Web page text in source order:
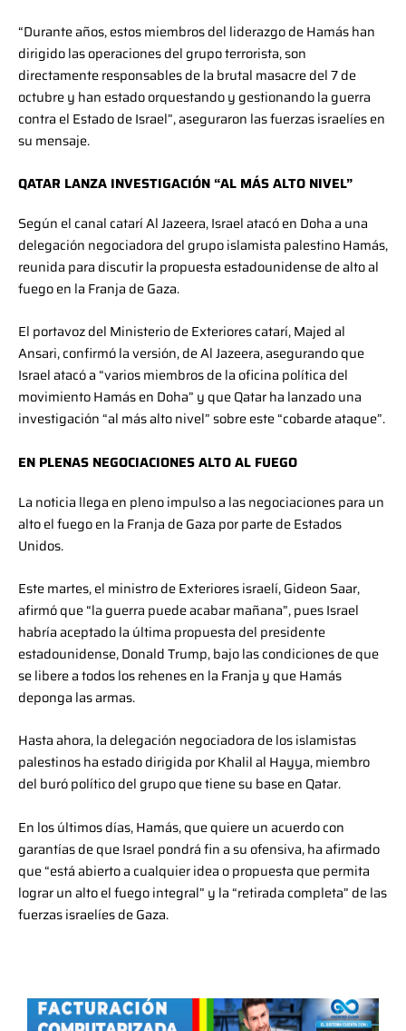
“Durante años, estos miembros del liderazgo de Hamás han
dirigido las operaciones del grupo terrorista, son
directamente responsables de la brutal masacre del 7 de
octubre y han estado orquestando y gestionando la guerra
contra el Estado de Israel”, aseguraron las fuerzas israelíes en
su mensaje.
QATAR LANZA INVESTIGACIÓN “AL MÁS ALTO NIVEL”
Según el canal catarí Al Jazeera, Israel atacó en Doha a una
delegación negociadora del grupo islamista palestino Hamás,
reunida para discutir la propuesta estadounidense de alto al
fuego en la Franja de Gaza.
El portavoz del Ministerio de Exteriores catarí, Majed al
Ansari, confirmó la versión, de Al Jazeera, asegurando que
Israel atacó a “varios miembros de la oficina política del
movimiento Hamás en Doha” y que Qatar ha lanzado una
investigación “al más alto nivel” sobre este “cobarde ataque”.
EN PLENAS NEGOCIACIONES ALTO AL FUEGO
La noticia llega en pleno impulso a las negociaciones para un
alto el fuego en la Franja de Gaza por parte de Estados
Unidos.
Este martes, el ministro de Exteriores israelí, Gideon Saar,
afirmó que “la guerra puede acabar mañana”, pues Israel
habría aceptado la última propuesta del presidente
estadounidense, Donald Trump, bajo las condiciones de que
se libere a todos los rehenes en la Franja y que Hamás
deponga las armas.
Hasta ahora, la delegación negociadora de los islamistas
palestinos ha estado dirigida por Khalil al Hayya, miembro
del buró político del grupo que tiene su base en Qatar.
En los últimos días, Hamás, que quiere un acuerdo con
garantías de que Israel pondrá fin a su ofensiva, ha afirmado
que “está abierto a cualquier idea o propuesta que permita
lograr un alto el fuego integral” y la “retirada completa” de las
fuerzas israelíes de Gaza.